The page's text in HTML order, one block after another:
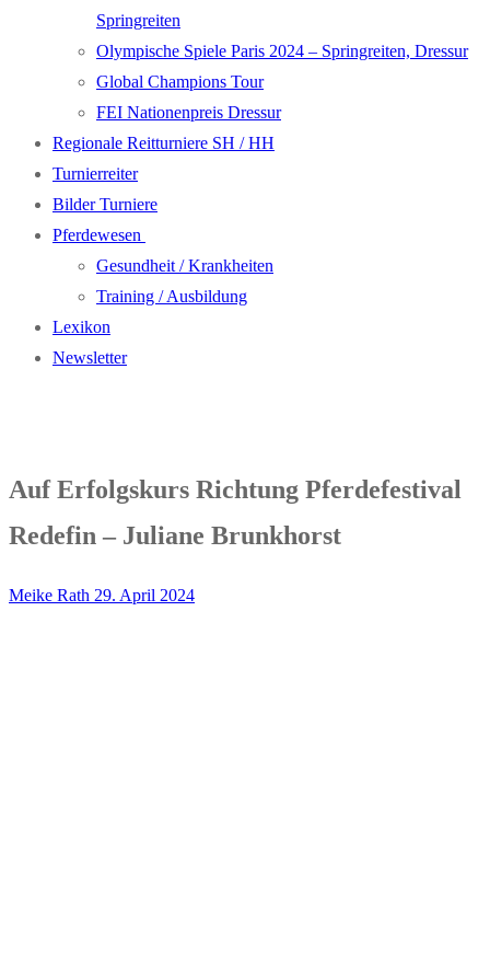
Springreiten
Olympische Spiele Paris 2024 – Springreiten, Dressur
Global Champions Tour
FEI Nationenpreis Dressur
Regionale Reitturniere SH / HH
Turnierreiter
Bilder Turniere
Pferdewesen
Gesundheit / Krankheiten
Training / Ausbildung
Lexikon
Newsletter
Auf Erfolgskurs Richtung Pferdefestival
Redefin – Juliane Brunkhorst
Meike Rath 29. April 2024